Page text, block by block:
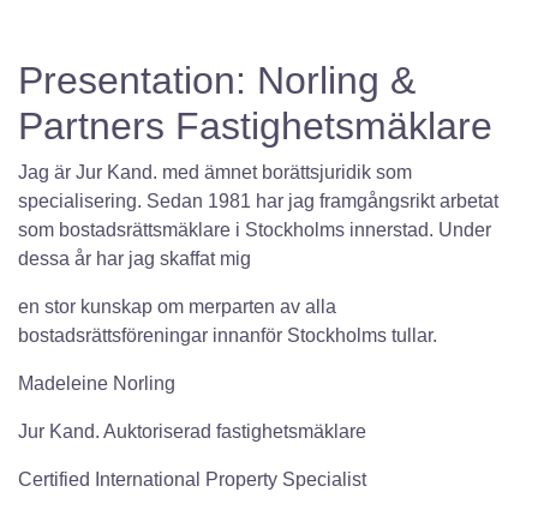
Presentation: Norling &
Partners Fastighetsmäklare
Jag är Jur Kand. med ämnet borättsjuridik som
specialisering. Sedan 1981 har jag framgångsrikt arbetat
som bostadsrättsmäklare i Stockholms innerstad. Under
dessa år har jag skaffat mig
en stor kunskap om merparten av alla
bostadsrättsföreningar innanför Stockholms tullar.
Madeleine Norling
Jur Kand. Auktoriserad fastighetsmäklare
Certified International Property Specialist